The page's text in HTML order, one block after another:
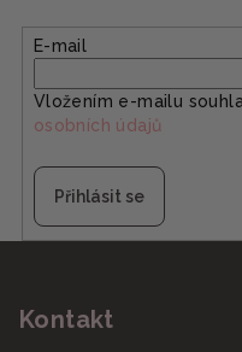
E-mail
Vložením e-mailu
osobních údajů
Přihlásit se
Kontakt